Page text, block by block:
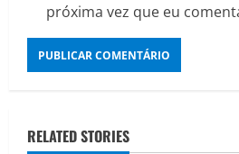
próxima vez que eu
RELATED STORIES